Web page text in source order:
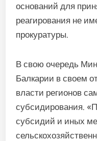
оснований для
реагирования не
прокуратуры.
В свою очередь
Балкарии в своем
власти регионов
субсидирования.
субсидий и иных